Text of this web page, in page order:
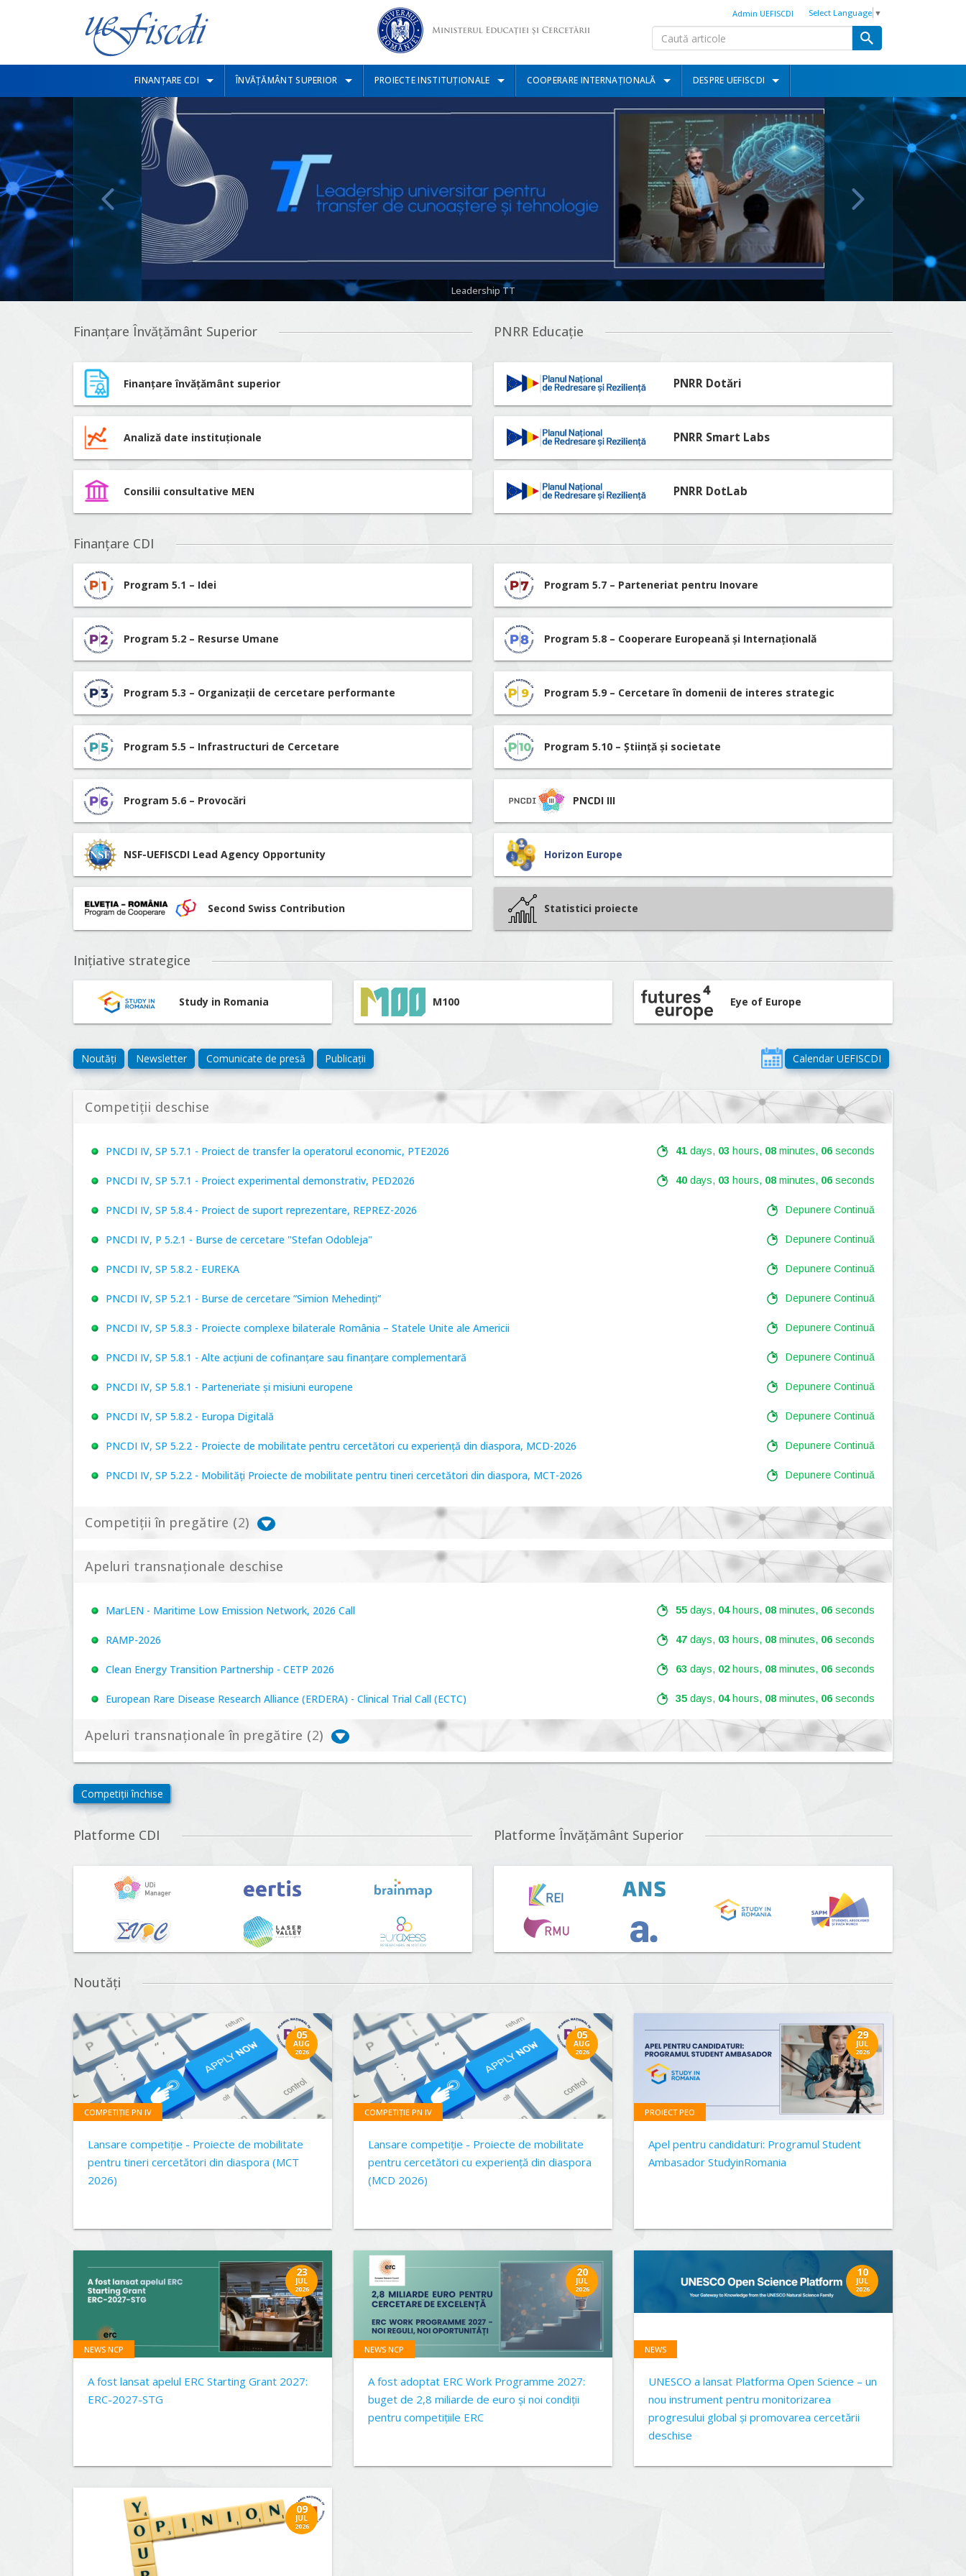
Select Language ▼
Admin UEFISCDI
FINANȚARE CDI ÎNVĂȚĂMÂNT SUPERIOR PROIECTE INSTITUȚIONALE COOPERARE INTERNAȚIONALĂ DESPRE UEFISCDI
Leadership TT
Finanțare Învățământ Superior
Finanțare învățământ superior
Analiză date instituționale
Consilii consultative MEN
PNRR Educație
PNRR Dotări
PNRR Smart Labs
PNRR DotLab
Finanțare CDI
Program 5.1 – Idei
Program 5.2 – Resurse Umane
Program 5.3 – Organizații de cercetare performante
Program 5.5 – Infrastructuri de Cercetare
Program 5.6 – Provocări
Program 5.7 – Parteneriat pentru Inovare
Program 5.8 – Cooperare Europeană și Internațională
Program 5.9 – Cercetare în domenii de interes strategic
Program 5.10 – Știință și societate
PNCDI III
NSF-UEFISCDI Lead Agency Opportunity Horizon Europe
Second Swiss Contribution Statistici proiecte
Inițiative strategice
Study in Romania M100 Eye of Europe
Noutăți Newsletter Comunicate de presă Publicații Calendar UEFISCDI
Competiții deschise
PNCDI IV, SP 5.7.1 - Proiect de transfer la operatorul economic, PTE2026 41days, 03 hours, 08minutes, 04seconds
PNCDI IV, SP 5.7.1 - Proiect experimental demonstrativ, PED2026 40days, 03 hours, 08minutes, 04seconds
PNCDI IV, SP 5.8.4 - Proiect de suport reprezentare, REPREZ-2026 Depunere Continuă
PNCDI IV, P 5.2.1 - Burse de cercetare "Stefan Odobleja" Depunere Continuă
PNCDI IV, SP 5.8.2 - EUREKA Depunere Continuă
PNCDI IV, SP 5.2.1 - Burse de cercetare ”Simion Mehedinți” Depunere Continuă
PNCDI IV, SP 5.8.3 - Proiecte complexe bilaterale România – Statele Unite ale Americii Depunere Continuă
PNCDI IV, SP 5.8.1 - Alte acțiuni de cofinanțare sau finanțare complementară Depunere Continuă
PNCDI IV, SP 5.8.1 - Parteneriate și misiuni europene Depunere Continuă
PNCDI IV, SP 5.8.2 - Europa Digitală Depunere Continuă
PNCDI IV, SP 5.2.2 - Proiecte de mobilitate pentru cercetători cu experiență din diaspora, MCD-2026 Depunere Continuă
PNCDI IV, SP 5.2.2 - Mobilități Proiecte de mobilitate pentru tineri cercetători din diaspora, MCT-2026 Depunere Continuă
Competiții în pregătire (2)
PNCDI IV, P 5.1 - Proiecte Complexe de Cercetare de Frontieră, PCCF-2024
Apeluri transnaționale deschise
MarLEN - Maritime Low Emission Network, 2026 Call 55days, 04hours, 08minutes, 05seconds
RAMP-2026 47days, 03 hours, 08minutes, 05seconds
Clean Energy Transition Partnership - CETP 2026 63 days, 02hours, 08minutes, 05seconds
European Rare Disease Research Alliance (ERDERA) - Clinical Trial Call (ECTC) 35days, 04hours, 08minutes, 05seconds
Apeluri transnaționale în pregătire (2)
viitoare", Competiția 2026
Driving Urban Transitions Partnership Call for proposals n°5 (DUT-2026)
Competiții închise
Platforme CDI Platforme Învățământ Superior
Noutăți
05
AUG
2026
COMPETIȚIE PN IV
Lansare competiție - Proiecte de mobilitate
pentru tineri cercetători din diaspora (MCT
2026)
05
AUG
2026
COMPETIȚIE PN IV
Lansare competiție - Proiecte de mobilitate
pentru cercetători cu experiență din diaspora
(MCD 2026)
29
JUL
2026
PROIECT PEO
Apel pentru candidaturi: Programul Student
Ambasador StudyinRomania
23
JUL
2026
NEWS NCP
A fost lansat apelul ERC Starting Grant 2027:
ERC-2027-STG
20
JUL
2026
NEWS NCP
A fost adoptat ERC Work Programme 2027:
buget de 2,8 miliarde de euro și noi condiții
pentru competițiile ERC
10
JUL
2026
NEWS
UNESCO a lansat Platforma Open Science – un
nou instrument pentru monitorizarea
progresului global și promovarea cercetării
deschise
09
JUL
2026